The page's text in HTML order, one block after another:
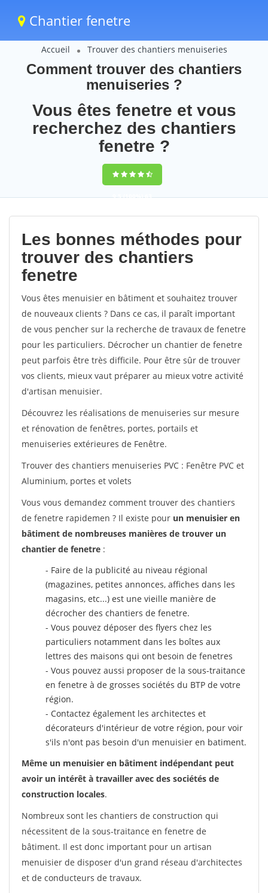
Chantier fenetre
Accueil Trouver des chantiers menuiseries
Comment trouver des chantiers
menuiseries ?
Vous êtes fenetre et vous
recherchez des chantiers
fenetre ?
9,5(100%)63
votes
Les bonnes méthodes pour
trouver des chantiers
fenetre
Vous êtes menuisier en bâtiment et souhaitez trouver
de nouveaux clients ? Dans ce cas, il paraît important
de vous pencher sur la recherche de travaux de fenetre
pour les particuliers. Décrocher un chantier de fenetre
peut parfois être très difficile. Pour être sûr de trouver
vos clients, mieux vaut préparer au mieux votre activité
d'artisan menuisier.
Découvrez les réalisations de menuiseries sur mesure
et rénovation de fenêtres, portes, portails et
menuiseries extérieures de Fenêtre.
Trouver des chantiers menuiseries PVC : Fenêtre PVC et
Aluminium, portes et volets
Vous vous demandez comment trouver des chantiers
de fenetre rapidemen ? Il existe pour un menuisier en
bâtiment de nombreuses manières de trouver un
chantier de fenetre :
- Faire de la publicité au niveau régional
(magazines, petites annonces, affiches dans les
magasins, etc...) est une vieille manière de
décrocher des chantiers de fenetre.
- Vous pouvez déposer des flyers chez les
particuliers notamment dans les boîtes aux
lettres des maisons qui ont besoin de fenetres
- Vous pouvez aussi proposer de la sous-traitance
en fenetre à de grosses sociétés du BTP de votre
région.
- Contactez également les architectes et
décorateurs d'intérieur de votre région, pour voir
s'ils n'ont pas besoin d'un menuisier en batiment.
Même un menuisier en bâtiment indépendant peut
avoir un intérêt à travailler avec des sociétés de
construction locales.
Nombreux sont les chantiers de construction qui
nécessitent de la sous-traitance en fenetre de
bâtiment. Il est donc important pour un artisan
menuisier de disposer d'un grand réseau d'architectes
et de conducteurs de travaux.